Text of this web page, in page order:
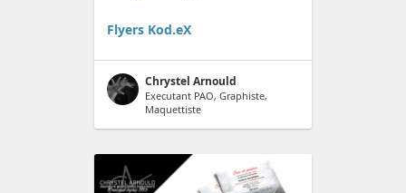
Flyers Kod.eX
Chrystel Arnould
Executant PAO, Graphiste,
Maquettiste